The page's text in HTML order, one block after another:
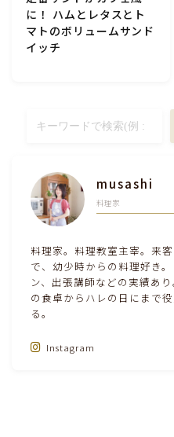
ドリンク・シロップ・ジャム類
テーブルコーディネート・
離乳食・キッズメニュー
その他徒然
に！ ハムとレタスとト
マトのボリュームサンド
イッチ
musashi
料理家
料理家。料理教室主宰。来
で、幼少時からの料理好き
ン、出張講師などの実績あ
の食卓からハレの日にまで
る。
Instagram